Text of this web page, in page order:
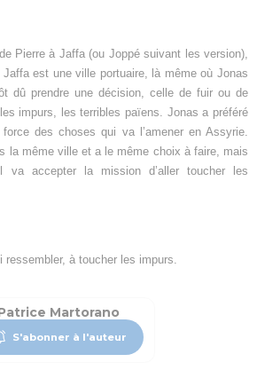
Pierre à Jaffa (ou Joppé suivant les version),
est une ville portuaire, là même où Jonas
dû prendre une décision, celle de fuir ou de
impurs, les terribles païens. Jonas a préféré
des choses qui va l’amener en Assyrie.
la même ville et a le même choix à faire, mais
accepter la mission d’aller toucher les
ressembler, à toucher les impurs.
Martorano
S'abonner à l'auteur